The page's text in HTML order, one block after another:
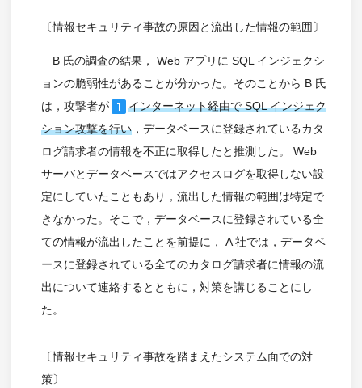
〔情報セキュリティ事故の原因と流出した情報の範囲〕
B 氏の調査の結果， Web アプリに SQL インジェクシ
ョンの脆弱性があることが分かった。そのことから B 氏
は，攻撃者がlooks_oneインターネット経由で SQL インジェク
ション攻撃を行い，データベースに登録されているカタ
ログ請求者の情報を不正に取得したと推測した。 Web
サーバとデータベースではアクセスログを取得しない設
定にしていたこともあり，流出した情報の範囲は特定で
きなかった。そこで，データベースに登録されている全
ての情報が流出したことを前提に， A 社では，データベ
ースに登録されている全てのカタログ請求者に情報の流
出について連絡するとともに，対策を講じることにし
た。
〔情報セキュリティ事故を踏まえたシステム面での対
策〕